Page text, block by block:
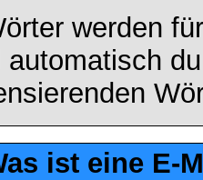
werden
automatisch
ist eine E-